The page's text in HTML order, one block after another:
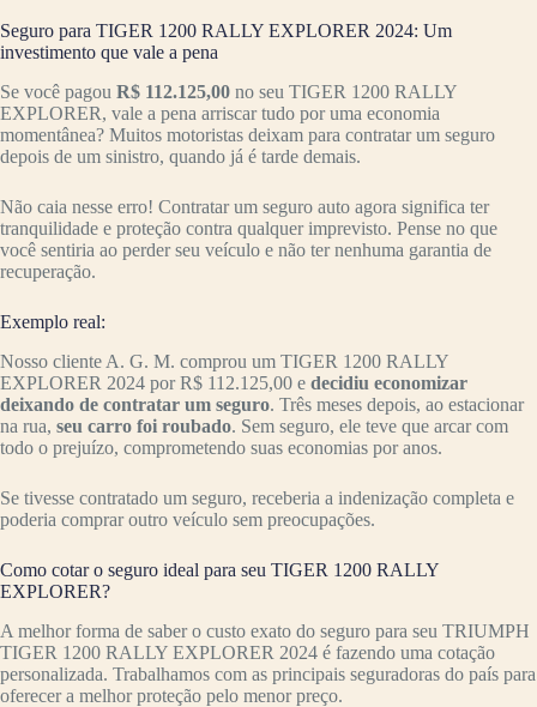
Seguro para TIGER 1200 RALLY EXPLORER 2024: Um
investimento que vale a pena
Se você pagou R$ 112.125,00 no seu TIGER 1200 RALLY
EXPLORER, vale a pena arriscar tudo por uma economia
momentânea? Muitos motoristas deixam para contratar um seguro
depois de um sinistro, quando já é tarde demais.
Não caia nesse erro! Contratar um seguro auto agora significa ter
tranquilidade e proteção contra qualquer imprevisto. Pense no que
você sentiria ao perder seu veículo e não ter nenhuma garantia de
recuperação.
Exemplo real:
Nosso cliente A. G. M. comprou um TIGER 1200 RALLY
EXPLORER 2024 por R$ 112.125,00 e decidiu economizar
deixando de contratar um seguro. Três meses depois, ao estacionar
na rua, seu carro foi roubado. Sem seguro, ele teve que arcar com
todo o prejuízo, comprometendo suas economias por anos.
Se tivesse contratado um seguro, receberia a indenização completa e
poderia comprar outro veículo sem preocupações.
Como cotar o seguro ideal para seu TIGER 1200 RALLY
EXPLORER?
A melhor forma de saber o custo exato do seguro para seu TRIUMPH
TIGER 1200 RALLY EXPLORER 2024 é fazendo uma cotação
personalizada. Trabalhamos com as principais seguradoras do país para
oferecer a melhor proteção pelo menor preço.